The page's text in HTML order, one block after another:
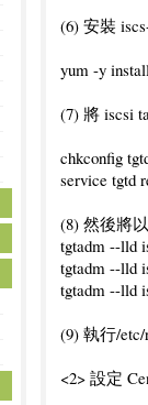
(6) 安裝
yum -y
(7) 將 iscsi
chkconfig
service tgtd
(8) 然後將
tgtadm --lld
tgtadm --lld
tgtadm --lld
(9) 執行/
<2> 設定